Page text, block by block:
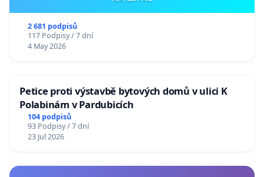
2 681 podpisů
117 Podpisy / 7 dní
4 May 2026
Petice proti výstavbě bytových domů v ulici K
Polabinám v Pardubicích
104 podpisů
93 Podpisy / 7 dní
23 Jul 2026